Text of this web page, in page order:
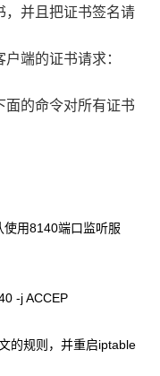
并且把证书签名请
端的证书请求：
的命令对所有证书
用8140端口监听服
-j ACCEP
的规则，并重启iptable